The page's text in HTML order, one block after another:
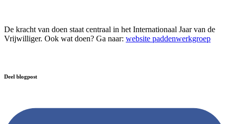
De kracht van doen staat centraal in het Internationaal Jaar van de
Vrijwilliger. Ook wat doen? Ga naar: website paddenwerkgroep
Deel blogpost